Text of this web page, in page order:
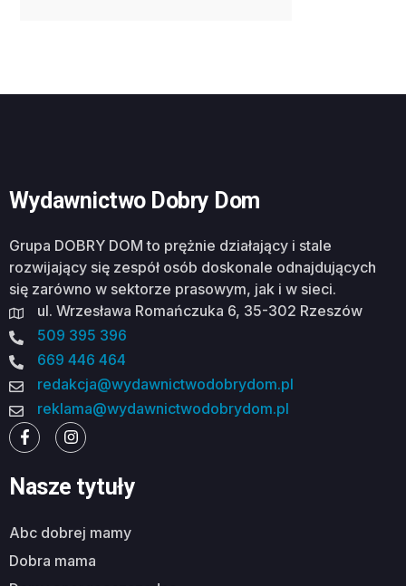
Wydawnictwo Dobry Dom
Grupa DOBRY DOM to prężnie działający i stale
rozwijający się zespół osób doskonale odnajdujących
się zarówno w sektorze prasowym, jak i w sieci.
ul. Wrzesława Romańczuka 6, 35-302 Rzeszów
509 395 396
669 446 464
redakcja@wydawnictwodobrydom.pl
reklama@wydawnictwodobrydom.pl
Nasze tytuły
abc dobrej mamy
dobra mama